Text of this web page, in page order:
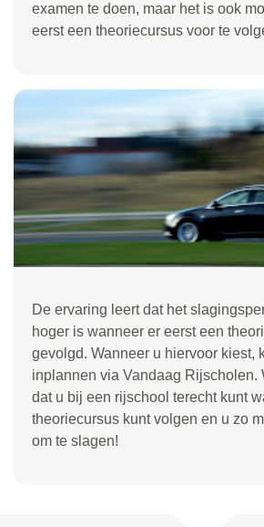
examen te doen, maar het is ook
eerst een theoriecursus voor te
De ervaring leert dat het
hoger is wanneer er eerst een
gevolgd. Wanneer u hiervoor kiest,
inplannen via Vandaag Rijscholen.
dat u bij een rijschool terecht kunt
theoriecursus kunt volgen en u zo
om te slagen!